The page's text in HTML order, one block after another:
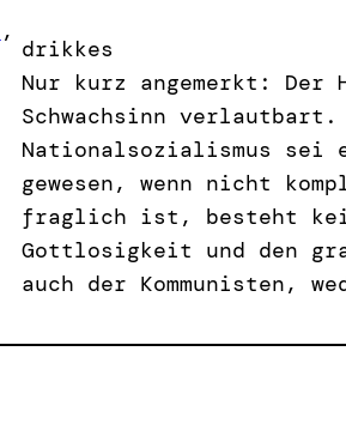
drikkes
Nur kurz angemerkt:
Schwachsinn verlautbart.
Nationalsozialismus sei
gewesen, wenn nicht
fraglich ist, besteht
Gottlosigkeit und den
auch der Kommunisten,